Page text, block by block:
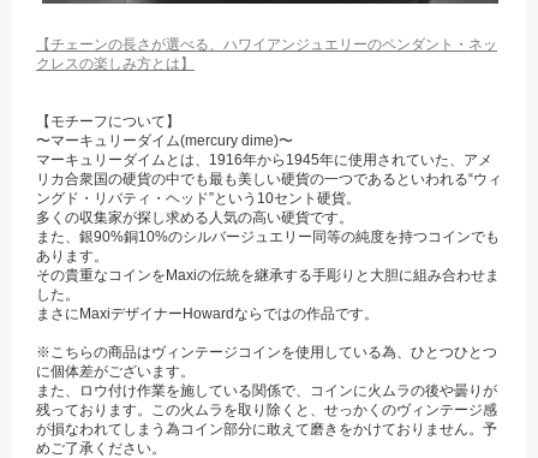
【チェーンの長さが選べる、ハワイアンジュエリーのペンダント・ネッ
クレスの楽しみ方とは】
【モチーフについて】
〜マーキュリーダイム(mercury dime)〜
マーキュリーダイムとは、1916年から1945年に使用されていた、アメ
リカ合衆国の硬貨の中でも最も美しい硬貨の一つであるといわれる“ウィ
ングド・リバティ・ヘッド”という10セント硬貨。
多くの収集家が探し求める人気の高い硬貨です。
また、銀90%銅10%のシルバージュエリー同等の純度を持つコインでも
あります。
その貴重なコインをMaxiの伝統を継承する手彫りと大胆に組み合わせま
した。
まさにMaxiデザイナーHowardならではの作品です。
※こちらの商品はヴィンテージコインを使用している為、ひとつひとつ
に個体差がございます。
また、ロウ付け作業を施している関係で、コインに火ムラの後や曇りが
残っております。この火ムラを取り除くと、せっかくのヴィンテージ感
が損なわれてしまう為コイン部分に敢えて磨きをかけておりません。予
めご了承ください。